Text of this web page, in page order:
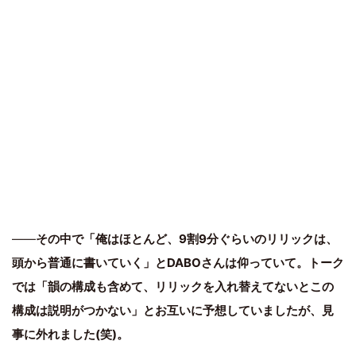
――その中で「俺はほとんど、9割9分ぐらいのリリックは、
頭から普通に書いていく」とDABOさんは仰っていて。トーク
では「韻の構成も含めて、リリックを入れ替えてないとこの
構成は説明がつかない」とお互いに予想していましたが、見
事に外れました(笑)。